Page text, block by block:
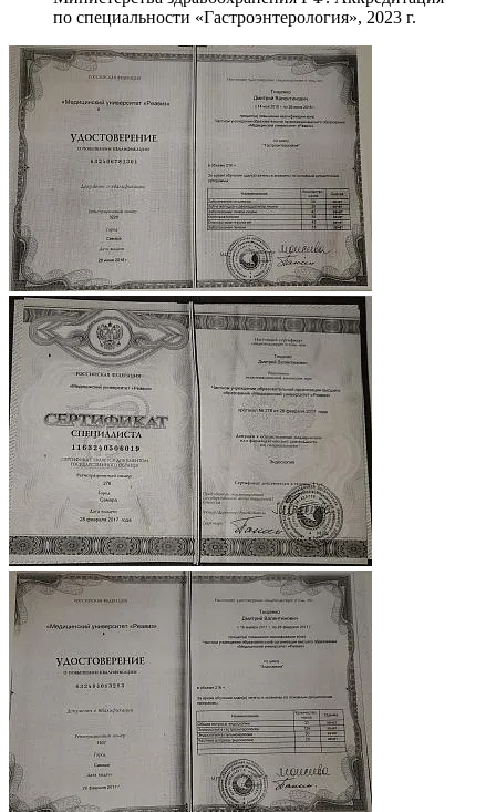
по специальности «Гастроэнтерология», 2023 г.